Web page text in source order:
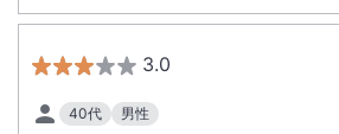
3.0
40代
男性